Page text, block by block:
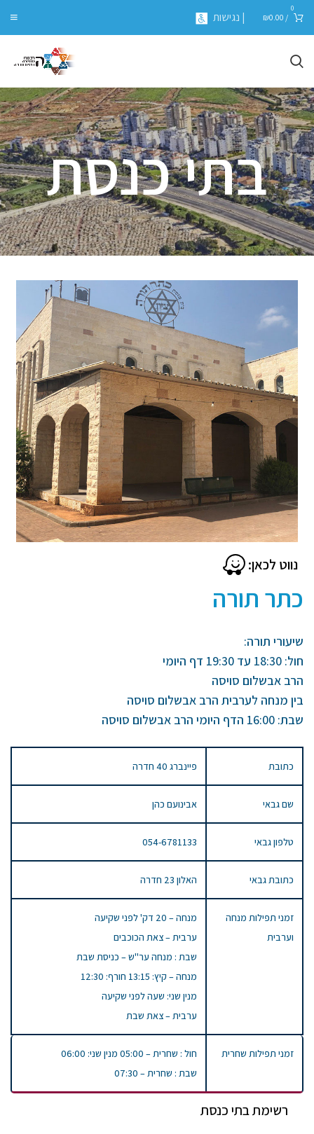
0
/
₪0.00 | נגישות
בתי כנסת
רשימת בתי כנסת
נווט לכאן:
כתר תורה
שיעורי תורה:
חול: 18:30 עד 19:30 דף היומי
הרב אבשלום סויסה
בין מנחה לערבית הרב אבשלום סויסה
שבת: 16:00 הדף היומי הרב אבשלום סויסה
כתובת פיינברג 40 חדרה
שם גבאי אבינועם כהן
טלפון גבאי 054-6781133
כתובת גבאי האלון 23 חדרה
זמני תפילות מנחה
וערבית
מנחה – 20 דק' לפני שקיעה
ערבית – צאת הכוכבים
שבת : מנחה ער"ש – כניסת שבת
מנחה – קיץ: 13:15 חורף: 12:30
מנין שני: שעה לפני שקיעה
ערבית – צאת שבת
זמני תפילות שחרית
חול : שחרית – 05:00 מנין שני: 06:00
שבת : שחרית – 07:30